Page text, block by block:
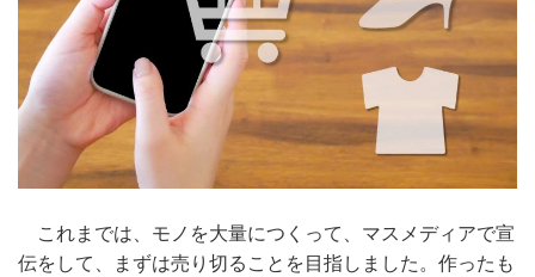
これまでは、モノを大量につくって、マスメディアで宣
伝をして、まずは売り切ることを目指しました。作ったも